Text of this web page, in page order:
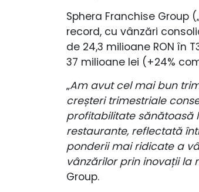
Sphera Franchise Group
record, cu vânzări
de 24,3 milioane RON în
37 milioane lei (+24%
„Am avut cel mai bun
creșteri trimestriale
profitabilitate sănătoasă
restaurante, reflectată
ponderii mai ridicate a
vânzărilor prin inovații la
Group.